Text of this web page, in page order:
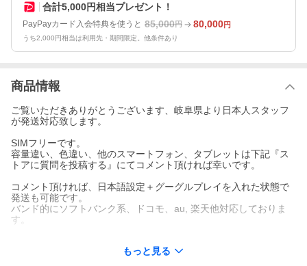
合計5,000円相当プレゼント！
PayPayカード入会特典を使うと 85,000円 80,000円
うち2,000円相当は利用先・期間限定。他条件あり
商品情報
ご覧いただきありがとうございます、岐阜県より日本人スタッフ
が発送対応致します。
SIMフリーです。
容量違い、色違い、他のスマートフォン、タブレットは下記『ス
トアに質問を投稿する』にてコメント頂ければ幸いです。
コメント頂ければ、日本語設定＋グーグルプレイを入れた状態で
発送も可能です。
バンド的にソフトバンク系、ドコモ、au, 楽天他対応しておりま
す。
RAM容量 : 12GB/16GB LPDDR5X
もっと見る